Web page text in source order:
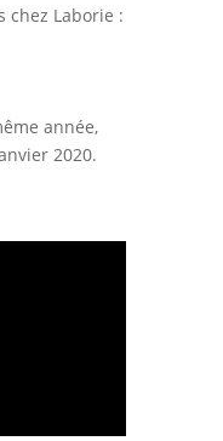
chez Laborie :
année,
2020.